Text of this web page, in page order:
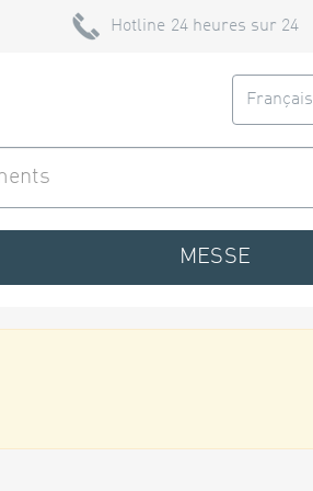
Hotline 24 heures sur 24
Français
MESSE